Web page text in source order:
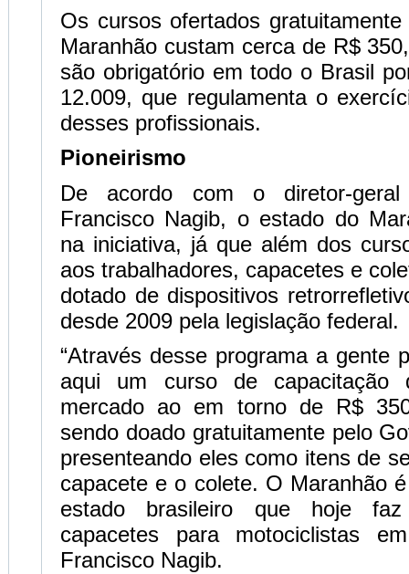
Os cursos ofertados
Maranhão custam cerca de R$
são obrigatório em todo o Brasil
12.009, que regulamenta o
desses profissionais.
Pioneirismo
De acordo com o diretor-
Francisco Nagib, o estado do
na iniciativa, já que além dos
aos trabalhadores, capacetes e
dotado de dispositivos
desde 2009 pela legislação federal.
“Através desse programa a gente
aqui um curso de capacitação
mercado ao em torno de R$
sendo doado gratuitamente pelo
presenteando eles como itens de
capacete e o colete. O Maranhão
estado brasileiro que hoje
capacetes para motociclistas
Francisco Nagib.